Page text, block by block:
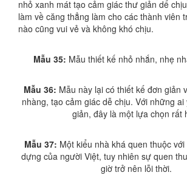
nhỏ xanh mát tạo cảm giác thư giản dể
làm về căng thẳng làm cho các thành viên
nào cũng vui vẻ và không khó chịu.
Mẫu 35: Mẫu thiết kế nhỏ nhắn, nhẹ
Mẫu 36: Mẫu này lại có thiết kế đơn giản
nhàng, tạo cảm giác dễ chịu. Với những
giản, đây là một lựa chọn rất
Mẫu 37: Một kiểu nhà khá quen thuộc
dựng của người Việt, tuy nhiên sự quen
giờ trở nên lỗi thời.